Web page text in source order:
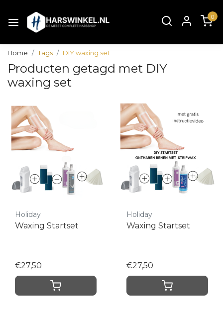
0
Home Tags DIY waxing set
Producten getagd met DIY
waxing set
Holiday
Waxing Startset
€27,50
Holiday
Waxing Startset
€27,50